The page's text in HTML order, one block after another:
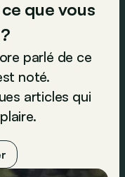
que vous
parlé de ce
noté.
articles qui